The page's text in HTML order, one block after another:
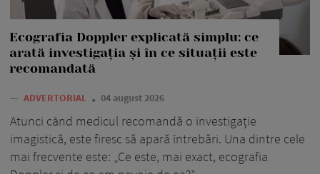
Ecografia Doppler explicată simplu: ce
arată investigația și în ce situații este
recomandată
— ADVERTORIAL 04 august 2026
Atunci când medicul recomandă o investigație
imagistică, este firesc să apară întrebări. Una dintre cele
mai frecvente este: „Ce este, mai exact, ecografia